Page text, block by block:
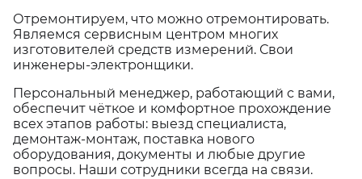
Отремонтируем, что можно отремонтировать.
Являемся сервисным центром многих
изготовителей средств измерений. Свои
инженеры-электронщики.
Персональный менеджер, работающий с вами,
обеспечит чёткое и комфортное прохождение
всех этапов работы: выезд специалиста,
демонтаж-монтаж, поставка нового
оборудования, документы и любые другие
вопросы. Наши сотрудники всегда на связи.